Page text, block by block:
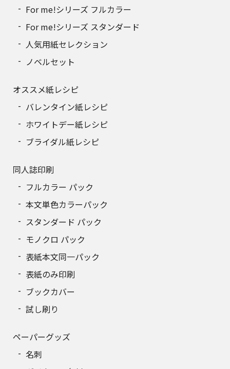
For me!シリーズ フルカラー
For me!シリーズ スタンダード
人気用紙セレクション
ノベルセット
オススメ紙レシピ
バレンタイン紙レシピ
ホワイトデー紙レシピ
ブライダル紙レシピ
同人誌印刷
フルカラー パック
本文単色カラーパック
スタンダード パック
モノクロ パック
表紙本文同一パック
表紙のみ印刷
ブックカバー
試し刷り
ペーパーグッズ
名刺